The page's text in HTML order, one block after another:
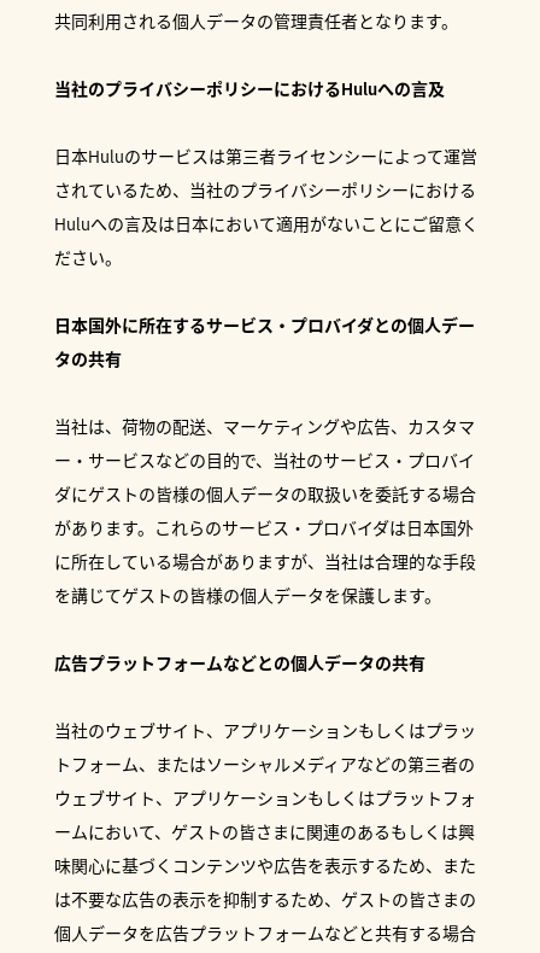
共同利用される個人データの管理責任者となります。
当社のプライバシーポリシーにおけるHuluへの言及
日本Huluのサービスは第三者ライセンシーによって運営
されているため、当社のプライバシーポリシーにおける
Huluへの言及は日本において適用がないことにご留意く
ださい。
日本国外に所在するサービス・プロバイダとの個人デー
タの共有
当社は、荷物の配送、マーケティングや広告、カスタマ
ー・サービスなどの目的で、当社のサービス・プロバイ
ダにゲストの皆様の個人データの取扱いを委託する場合
があります。これらのサービス・プロバイダは日本国外
に所在している場合がありますが、当社は合理的な手段
を講じてゲストの皆様の個人データを保護します。
広告プラットフォームなどとの個人データの共有
当社のウェブサイト、アプリケーションもしくはプラッ
トフォーム、またはソーシャルメディアなどの第三者の
ウェブサイト、アプリケーションもしくはプラットフォ
ームにおいて、ゲストの皆さまに関連のあるもしくは興
味関心に基づくコンテンツや広告を表示するため、また
は不要な広告の表示を抑制するため、ゲストの皆さまの
個人データを広告プラットフォームなどと共有する場合